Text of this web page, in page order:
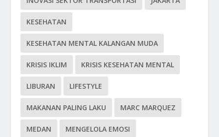
KESEHATAN
KESEHATAN MENTAL KALANGAN MUDA
KRISIS IKLIM KRISIS KESEHATAN MENTAL
LIBURAN LIFESTYLE
MAKANAN PALING LAKU MARC MARQUEZ
MEDAN MENGELOLA EMOSI